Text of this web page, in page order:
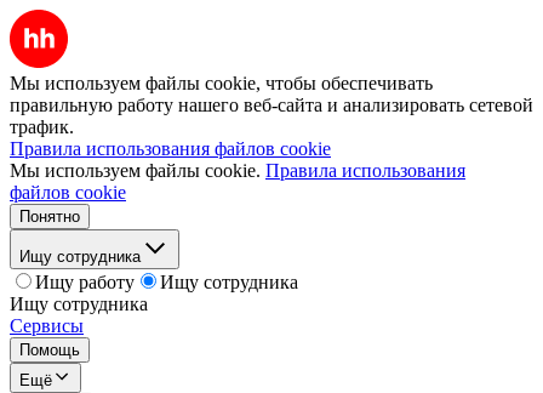
Мы используем файлы cookie, чтобы обеспечивать
правильную работу нашего веб-сайта и анализировать сетевой
трафик.
Правила использования файлов cookie
Мы используем файлы cookie. Правила использования
файлов cookie
Понятно
Ищу сотрудника
Ищу работу
Ищу сотрудника
Ищу сотрудника
Сервисы
Помощь
Ещё